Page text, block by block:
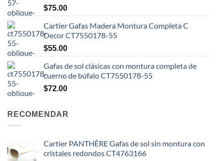
$75.00
Cartier Gafas Madera Montura Completa C
Decor CT7550178-55
$55.00
Gafas de sol clásicas con montura completa de
cuerno de búfalo CT7550178-55
$72.00
RECOMENDAR
Cartier PANTHÈRE Gafas de sol sin montura con
cristales redondos CT4763166